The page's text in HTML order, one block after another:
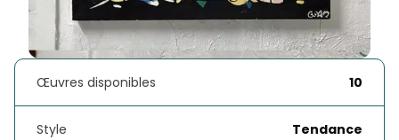
Œuvres disponibles 10
Style Tendance